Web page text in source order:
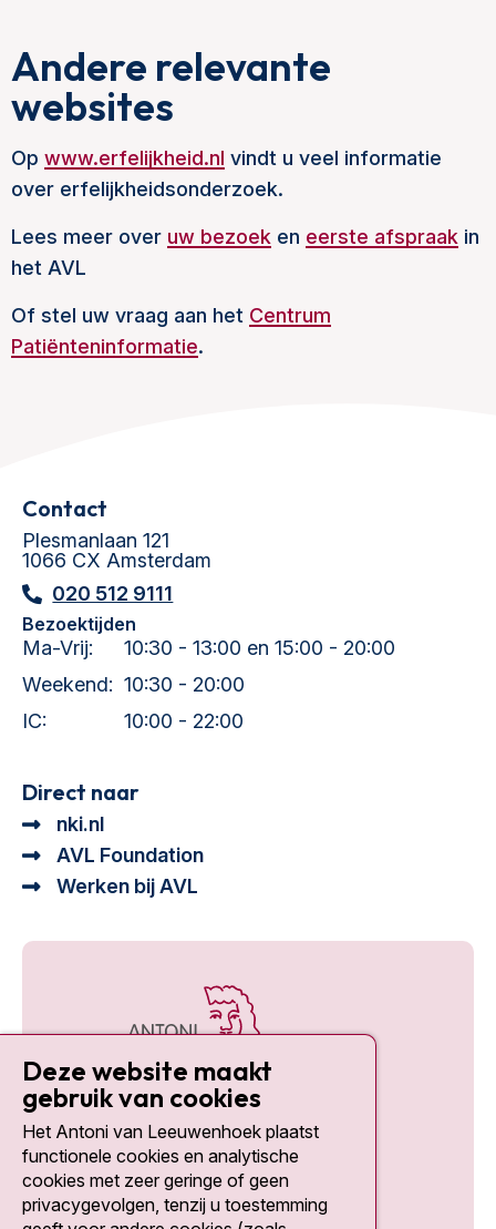
Andere relevante
websites
Op www.erfelijkheid.nl vindt u veel informatie
over erfelijkheidsonderzoek.
Lees meer over uw bezoek en eerste afspraak in
het AVL
Of stel uw vraag aan het Centrum
Patiënteninformatie.
Contact
Plesmanlaan 121
1066 CX Amsterdam
020 512 9111
Bezoektijden
Ma-Vrij:
10:30 - 13:00 en 15:00 - 20:00
Weekend: 10:30 - 20:00
IC:
10:00 - 22:00
Direct naar
nki.nl
AVL Foundation
Werken bij AVL
Social media
Deze website maakt
gebruik van cookies
Het Antoni van Leeuwenhoek plaatst
functionele cookies en analytische
cookies met zeer geringe of geen
privacygevolgen, tenzij u toestemming